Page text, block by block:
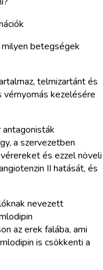
betegségek
telmizartánt és
vérnyomás kezelésére
a szervezetben
és ezzel növeli
II hatását, és
nevezett
az erek falába, ami
is csökkenti a